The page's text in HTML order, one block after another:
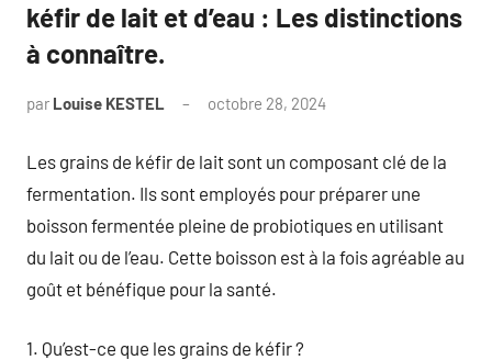
kéfir de lait et d’eau : Les distinctions
à connaître.
par Louise KESTEL octobre 28, 2024
Les grains de kéfir de lait sont un composant clé de la
fermentation. Ils sont employés pour préparer une
boisson fermentée pleine de probiotiques en utilisant
du lait ou de l’eau. Cette boisson est à la fois agréable au
goût et bénéfique pour la santé.
1. Qu’est-ce que les grains de kéfir ?